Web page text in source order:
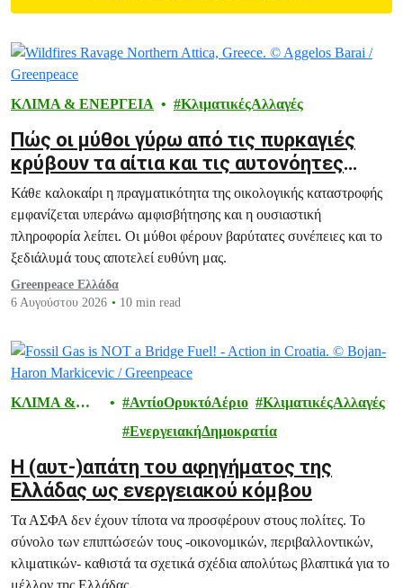
Filtered results
ΚΛΙΜΑ & ΕΝΕΡΓΕΙΑ ΚλιματικέςΑλλαγές
Πώς οι μύθοι γύρω από τις πυρκαγιές
κρύβουν τα αίτια και τις αυτονόητες
λύσεις
Κάθε καλοκαίρι η πραγματικότητα της οικολογικής καταστροφής
εμφανίζεται υπεράνω αμφισβήτησης και η ουσιαστική
πληροφορία λείπει. Οι μύθοι φέρουν βαρύτατες συνέπειες και το
ξεδιάλυμά τους αποτελεί ευθύνη μας.
Greenpeace Ελλάδα
6 Αυγούστου 2026
10 min read
ΚΛΙΜΑ &
ΑντίοΟρυκτόΑέριο
ΚλιματικέςΑλλαγές
ΕνεργειακήΔημοκρατία
H (αυτ-)απάτη του αφηγήματος της
Ελλάδας ως ενεργειακού κόμβου
Τα ΑΣΦΑ δεν έχουν τίποτα να προσφέρουν στους πολίτες. Το
σύνολο των επιπτώσεών τους -οικονομικών, περιβαλλοντικών,
κλιματικών- καθιστά τα σχετικά σχέδια απολύτως βλαπτικά για το
μέλλον της Ελλάδας.